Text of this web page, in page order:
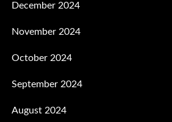
December 2024
November 2024
October 2024
September 2024
August 2024